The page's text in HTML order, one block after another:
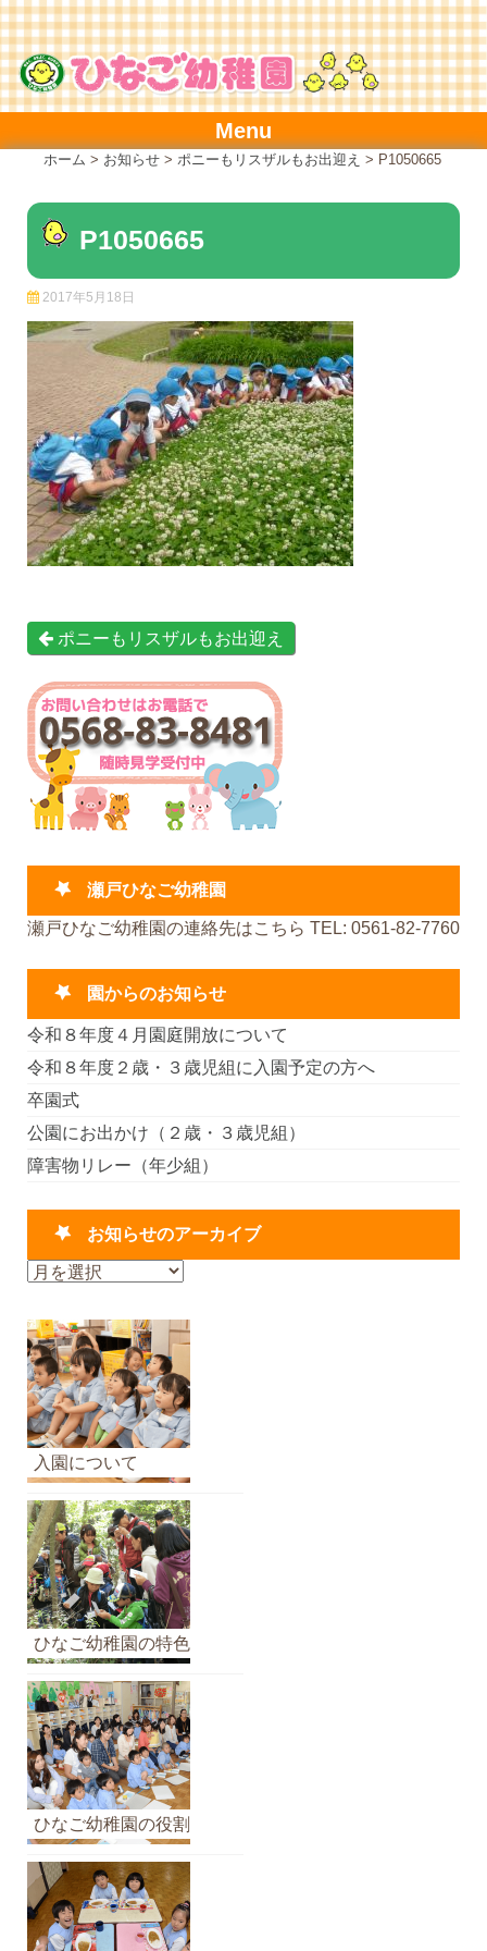
Skip
to
content
Menu
ホーム > お知らせ > ポニーもリスザルもお出迎え > P1050665
P1050665
2017年5月18日
ポニーもリスザルもお出迎え
瀬戸ひなご幼稚園
瀬戸ひなご幼稚園の連絡先はこちら TEL: 0561-82-7760
園からのお知らせ
令和８年度４月園庭開放について
令和８年度２歳・３歳児組に入園予定の方へ
卒園式
公園にお出かけ（２歳・３歳児組）
障害物リレー（年少組）
お知らせのアーカイブ
お
ら
せ
の
ア
ー
カ
イ
ブ
入園について
ひなご幼稚園の特色
ひなご幼稚園の役割